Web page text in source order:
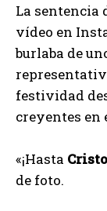
La sentencia
vídeo en
burlaba de
festividad
creyentes en
«¡Hasta Cristo
de foto.